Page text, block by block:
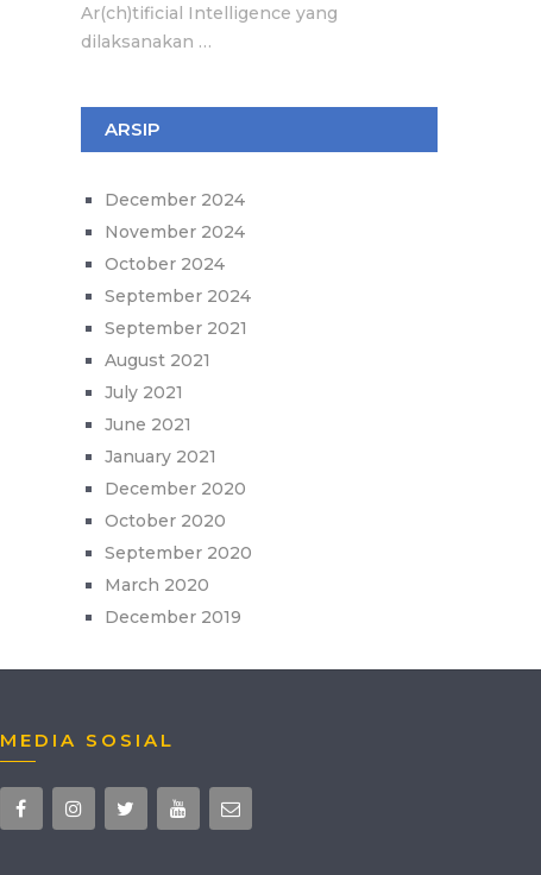
Ar(ch)tificial Intelligence yang
dilaksanakan …
ARSIP
December 2024
November 2024
October 2024
September 2024
September 2021
August 2021
July 2021
June 2021
January 2021
December 2020
October 2020
September 2020
March 2020
December 2019
MEDIA SOSIAL